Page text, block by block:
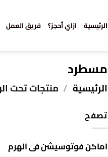
الرئيسية ازاي أحجز؟ فريق العمل
مسطرد
الرئيسية / منتجات تحت
تصفح
اماكن فوتوسيشن فى الهرم